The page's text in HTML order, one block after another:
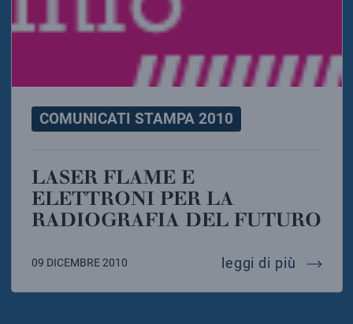
COMUNICATI STAMPA 2010
LASER FLAME E
ELETTRONI PER LA
RADIOGRAFIA DEL FUTURO
09 DICEMBRE 2010 leggi di più laser